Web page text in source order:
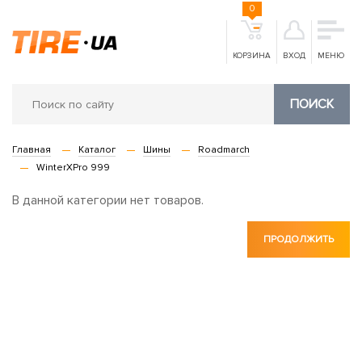
КОРЗИНА
0
ВХОД МЕНЮ
ПОИСК
Главная Каталог Шины
Roadmarch
WinterXPro 999
В данной категории нет товаров.
ПРОДОЛЖИТЬ